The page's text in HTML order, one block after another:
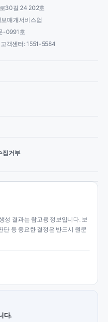
30길 24 202호
매개서비스업
-0991호
고객센터: 1551-5584
집거부
성 결과는 참고용 정보입니다. 보
단 등 중요한 결정은 반드시 원문
다.